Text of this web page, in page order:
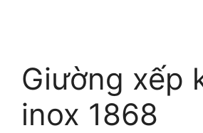
Giường xếp
inox 1868